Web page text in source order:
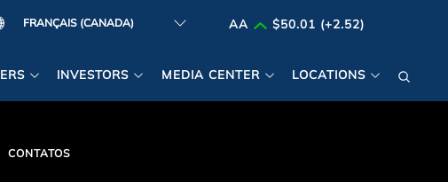
AA $50.01 (+2.52)
INVESTORS MEDIA CENTER LOCATIONS
CONTATOS